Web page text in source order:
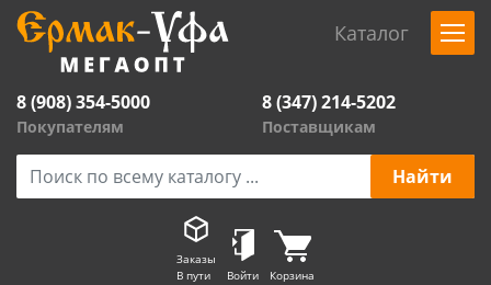
Каталог
8 (908) 354-5000
Покупателям
8 (347) 214-5202
Поставщикам
Заказы
В пути
Войти Корзина